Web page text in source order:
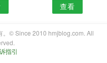
查看
。© Since 2010 hmjblog.com. All
指引